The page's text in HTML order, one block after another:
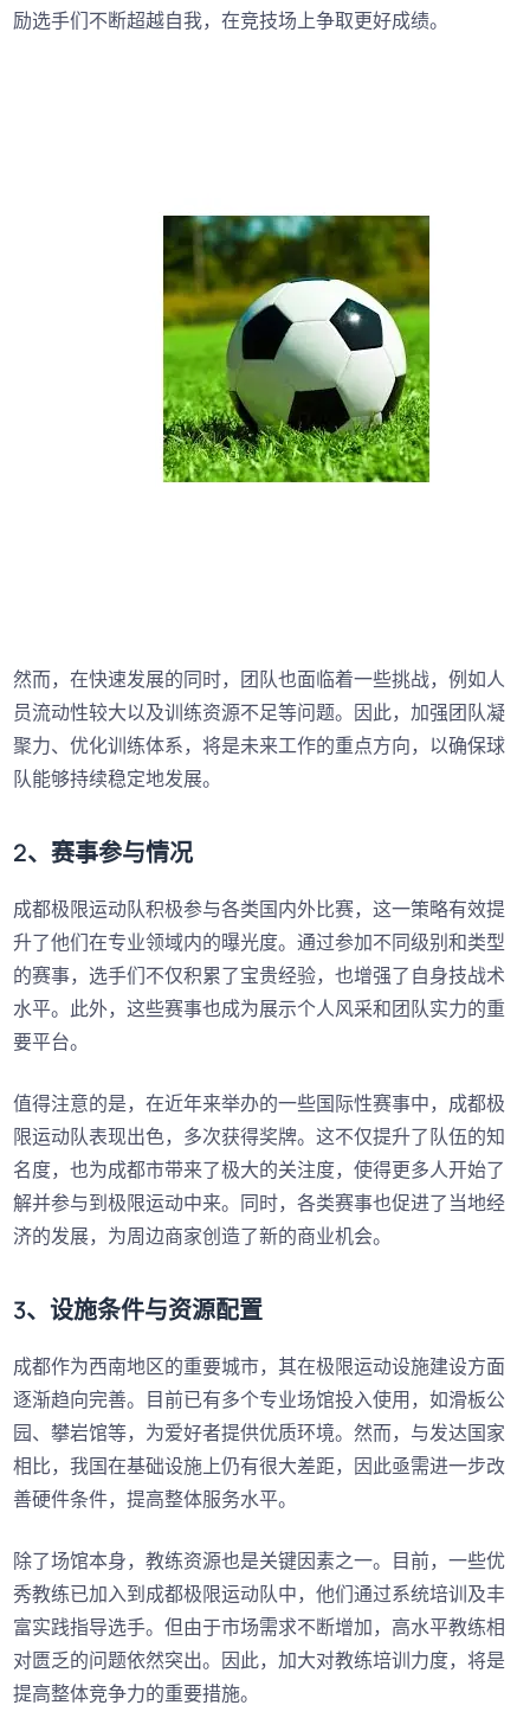
励选手们不断超越自我，在竞技场上争取更好成绩。
然而，在快速发展的同时，团队也面临着一些挑战，例如人
员流动性较大以及训练资源不足等问题。因此，加强团队凝
聚力、优化训练体系，将是未来工作的重点方向，以确保球
队能够持续稳定地发展。
2、赛事参与情况
成都极限运动队积极参与各类国内外比赛，这一策略有效提
升了他们在专业领域内的曝光度。通过参加不同级别和类型
的赛事，选手们不仅积累了宝贵经验，也增强了自身技战术
水平。此外，这些赛事也成为展示个人风采和团队实力的重
要平台。
值得注意的是，在近年来举办的一些国际性赛事中，成都极
限运动队表现出色，多次获得奖牌。这不仅提升了队伍的知
名度，也为成都市带来了极大的关注度，使得更多人开始了
解并参与到极限运动中来。同时，各类赛事也促进了当地经
济的发展，为周边商家创造了新的商业机会。
3、设施条件与资源配置
成都作为西南地区的重要城市，其在极限运动设施建设方面
逐渐趋向完善。目前已有多个专业场馆投入使用，如滑板公
园、攀岩馆等，为爱好者提供优质环境。然而，与发达国家
相比，我国在基础设施上仍有很大差距，因此亟需进一步改
善硬件条件，提高整体服务水平。
除了场馆本身，教练资源也是关键因素之一。目前，一些优
秀教练已加入到成都极限运动队中，他们通过系统培训及丰
富实践指导选手。但由于市场需求不断增加，高水平教练相
对匮乏的问题依然突出。因此，加大对教练培训力度，将是
提高整体竞争力的重要措施。